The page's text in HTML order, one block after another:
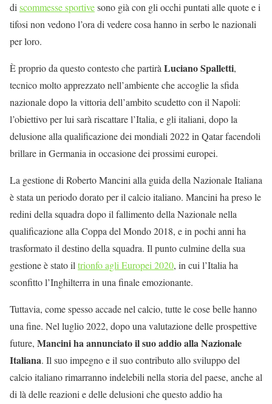
di scommesse sportivesono già con gli occhi puntati alle quote e i
tifosi non vedono l’ora di vedere cosa hanno in serbo le nazionali
per loro.
È proprio da questo contesto che partirà Luciano Spalletti,
tecnico molto apprezzato nell’ambiente che accoglie la sfida
nazionale dopo la vittoria dell’ambito scudetto con il Napoli:
l’obiettivo per lui sarà riscattare l’Italia, e gli italiani, dopo la
delusione alla qualificazione dei mondiali 2022 in Qatar facendoli
brillare in Germania in occasione dei prossimi europei.
La gestione di Roberto Mancini alla guida della Nazionale Italiana
è stata un periodo dorato per il calcio italiano. Mancini ha preso le
redini della squadra dopo il fallimento della Nazionale nella
qualificazione alla Coppa del Mondo 2018, e in pochi anni ha
trasformato il destino della squadra. Il punto culmine della sua
gestione è stato il trionfo agli Europei 2020, in cui l’Italia ha
sconfitto l’Inghilterra in una finale emozionante.
Tuttavia, come spesso accade nel calcio, tutte le cose belle hanno
una fine. Nel luglio 2022, dopo una valutazione delle prospettive
future, Mancini ha annunciato il suo addio alla Nazionale
Italiana. Il suo impegno e il suo contributo allo sviluppo del
calcio italiano rimarranno indelebili nella storia del paese, anche al
di là delle reazioni e delle delusioni che questo addio ha